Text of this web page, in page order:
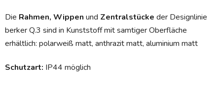
Die Rahmen, Wippen und Zentralstücke der Designlinie
berker Q.3 sind in Kunststoff mit samtiger Oberfläche
erhältlich: polarweiß matt, anthrazit matt, aluminium matt
Schutzart: IP44 möglich